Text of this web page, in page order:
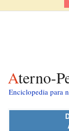
Aterno-
Enciclopedia para